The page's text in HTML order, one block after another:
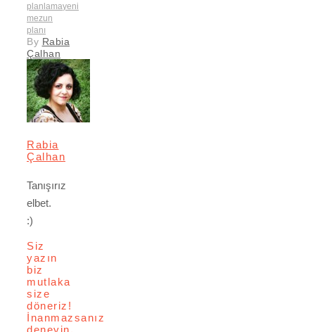
planlamayeni
mezun
planı
By Rabia
Çalhan
Rabia
Çalhan
Tanışırız
elbet.
:)
Siz
yazın
biz
mutlaka
size
döneriz!
İnanmazsanız
deneyin.